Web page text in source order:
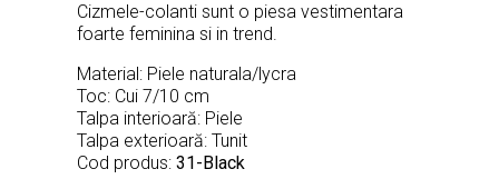
Cizmele-colanti sunt o piesa vestimentara
foarte feminina si in trend.
Material: Piele naturala/lycra
Toc: Cui 7/10 cm
Talpa interioară: Piele
Talpa exterioară: Tunit
Cod produs:31-Black